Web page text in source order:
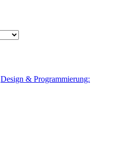
Design & Programmierung: